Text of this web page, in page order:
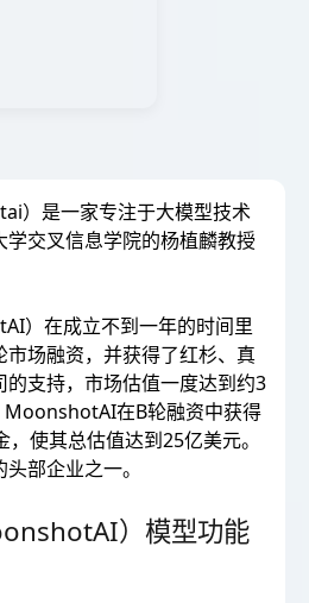
）是一家专注于大模型技术
学交叉信息学院的杨植麟教授
）在成立不到一年的时间里
场融资，并获得了红杉、真
支持，市场估值一度达到约3
在B轮融资中获得
使其总估值达到25亿美元。
部企业之一。
）模型功能